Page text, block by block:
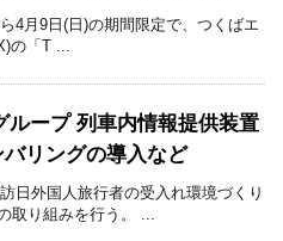
4月9日(日)の期間限定で、つくばエ
の「T ...
ループ 列車内情報提供装置
リングの導入など
日外国人旅行者の受入れ環境づくり
取り組みを行う。 ...